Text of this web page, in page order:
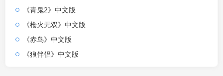
《青鬼2》中文版
《枪火无双》中文版
《赤鸟》中文版
《狼伴侣》中文版